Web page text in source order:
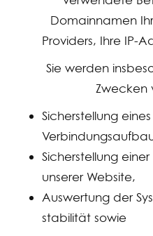
Domainnamen
Providers, Ihre IP-
Sie werden
Zwecken
Sicherstellung
Sicherstellung
unserer Website,
Auswertung der
stabilität sowie